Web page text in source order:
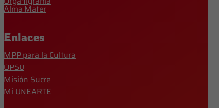
Alma Mater
Enlaces
MPP para la Cultura
OPSU
Misión Sucre
Mi UNEARTE